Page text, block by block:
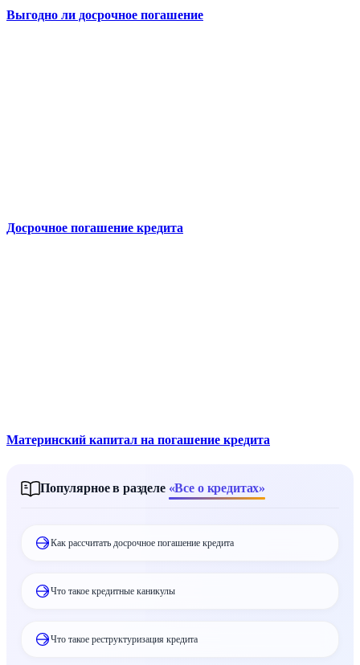
Выгодно ли досрочное погашение
Досрочное погашение кредита
Материнский капитал на погашение кредита
Популярное в разделе «Все о кредитах»
Как рассчитать досрочное погашение кредита
Что такое кредитные каникулы
Что такое реструктуризация кредита